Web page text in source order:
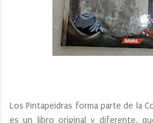
Los Pintapeidras forma parte de la
es un libro original y diferente,